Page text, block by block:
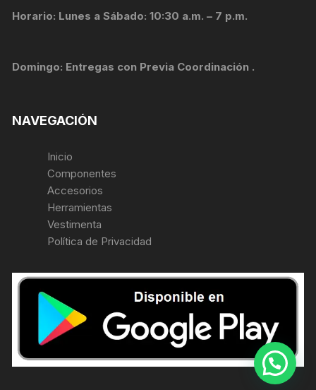
Horario: Lunes a Sábado: 10:30 a.m. – 7 p.m.
Domingo: Entregas con Previa Coordinación .
NAVEGACIÓN
Inicio
Componentes
Accesorios
Herramientas
Vestimenta
Política de Privacidad